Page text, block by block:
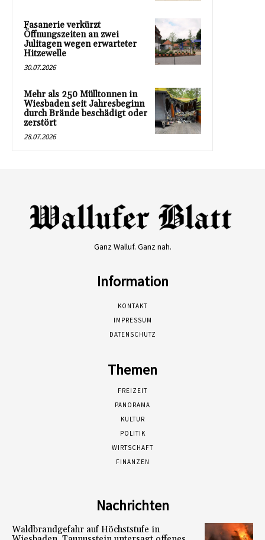
Fasanerie verkürzt
Öffnungszeiten an zwei
Julitagen wegen erwarteter
Hitzewelle
30.07.2026
Mehr als 250 Mülltonnen in
Wiesbaden seit Jahresbeginn
durch Brände beschädigt oder
zerstört
28.07.2026
Ganz Walluf. Ganz nah.
Information
KONTAKT
IMPRESSUM
DATENSCHUTZ
Themen
FREIZEIT
PANORAMA
KULTUR
POLITIK
WIRTSCHAFT
FINANZEN
Nachrichten
Waldbrandgefahr auf Höchststufe in